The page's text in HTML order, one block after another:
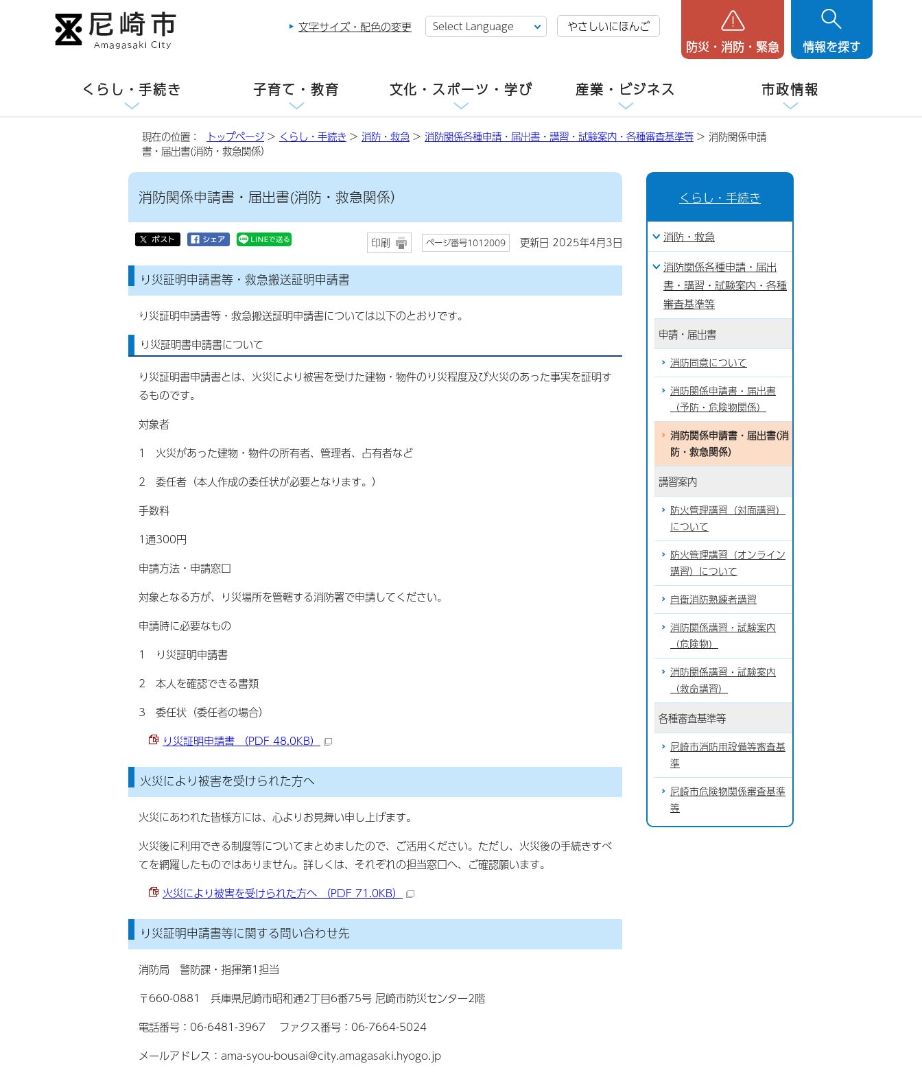
文字サイズ・配色の変更 やさしいにほんご
防災・消防・緊急 情報を探す
くらし・手続き 子育て・教育 文化・スポーツ・学び 産業・ビジネス 市政情報
現在の位置： トップページ> くらし・手続き > 消防・救急 > 消防関係各種申請・届出書・講習・試験案内・各種審査基準等 > 消防関係申請
書・届出書(消防・救急関係）
消防関係申請書・届出書(消防・救急関係）
印刷 ページ番号1012009 更新日 2025年4月3日
り災証明申請書等・救急搬送証明申請書
り災証明申請書等・救急搬送証明申請書については以下のとおりです。
り災証明書申請書について
り災証明書申請書とは、火災により被害を受けた建物・物件のり災程度及び火災のあった事実を証明す
るものです。
対象者
1 火災があった建物・物件の所有者、管理者、占有者など
2 委任者（本人作成の委任状が必要となります。）
手数料
1通300円
申請方法・申請窓口
対象となる方が、り災場所を管轄する消防署で申請してください。
申請時に必要なもの
1 り災証明申請書
2 本人を確認できる書類
3 委任状（委任者の場合）
り災証明申請書 （PDF 48.0KB）
火災により被害を受けられた方へ
火災にあわれた皆様方には、心よりお見舞い申し上げます。
火災後に利用できる制度等についてまとめましたので、ご活用ください。ただし、火災後の手続きすべ
てを網羅したものではありません。詳しくは、それぞれの担当窓口へ、ご確認願います。
火災により被害を受けられた方へ （PDF 71.0KB）
り災証明申請書等に関する問い合わせ先
消防局 警防課・指揮第1担当
〒660-0881 兵庫県尼崎市昭和通2丁目6番75号 尼崎市防災センター2階
電話番号：06-6481-3967 ファクス番号：06-7664-5024
メールアドレス：ama-syou-bousai@city.amagasaki.hyogo.jp
くらし・手続き
消防・救急
消防関係各種申請・届出
書・講習・試験案内・各種
審査基準等
申請・届出書
消防同意について
消防関係申請書・届出書
（予防・危険物関係）
消防関係申請書・届出書(消
防・救急関係）
講習案内
防火管理講習（対面講習）
について
防火管理講習（オンライン
講習）について
自衛消防熟練者講習
消防関係講習・試験案内
（危険物）
消防関係講習・試験案内
（救命講習）
各種審査基準等
尼崎市消防用設備等審査基
準
尼崎市危険物関係審査基準
等